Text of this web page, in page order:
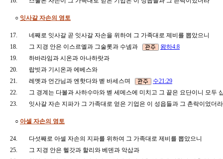
○ 잇사갈 자손의 영토
17.
네째로 잇사갈 곧 잇사갈 자손을 위하여 그 가족대로 제비를 뽑았으니
18.
그 지경 안은 이스르엘과 그술롯과 수넴과
왕하4:8
19.
하바라임과 시온과 아나하랏과
20.
랍빗과 기시온과 에베스와
21.
레멧과 언간님과 엔핫다와 벧 바세스며
수21:29
22.
그 경계는 다볼과 사하수마와 벧 세메스에 미치고 그 끝은 요단이니 모
23.
잇사갈 자손 지파가 그 가족대로 얻은 기업은 이 성읍들과 그 촌락이었더
○ 아셀 자손의 영토
24.
다섯째로 아셀 자손의 지파를 위하여 그 가족대로 제비를 뽑았으니
25.
그 지경 안은 헬갓과 할리와 베덴과 악삽과